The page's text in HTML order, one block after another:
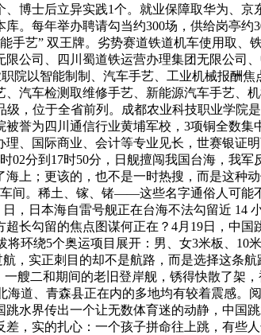
博士后立异实践1个。就业保障取华为、京
。每年举办聘请勾当约300场，供给岗亭约
手艺” 双王牌。劣势赛道铁道机车使用取、
公司、四川蜀道铁运营办理集团无限公司
院以智能制制、汽车手艺、工业机械报酬
汽车检测取维修手艺、新能源汽车手艺、
，位于全省前列。成都农业科技职业学院
誉为四川通信行业黄埔军校，3项铜全数集
、国际商业、会计等专业见长，世赛银证
分到17时50分，日舰擅闯我国台海，我军
上；更该的，也不是一时热搜，而是这种
间。稀土、镓、锗——这些名字通俗人可能
，日本海自雷号舰正在台海不法勾留近 14
长勾留的焦点图谋何正在？4月19日，中
环绕5个奥运项目展开：男、女3米板、10
，实正刺目的却不是航路，而是选择这条
艘二和期间的老旧登岸舰，锈得快散了架
道、青森县正在内的多地均有较着震感。
水界传出一个让无数体育迷的动静，中国
，实的扎心：一个孩子拼命往上跳，有些